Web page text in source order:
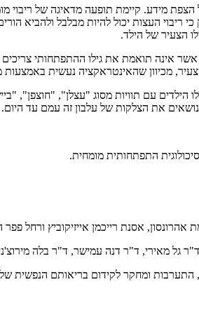
הצפת מידע. קיימת תופעה מדאיגה של
ריבוי העצות יכול להיות מבלבל ולהביא
הצעיר של הילד.
אשר אינה תואמת את גילו ההתפתחותי
הצעיר, מכיוון שהאינטראקציה נעשית
הילדים עם תוויות מסוג "עצלן", "חוצפן",
את הצלקות של עלבון זה עמם עד היום.
התפתחותית מומחית.
אסנת רייכמן אייזיקוביץ ורחל פפר
גל מאירי, ד"ר דנה עמישר, ד"ר בלה
ומחקר לקידום בריאותם הנפשית של